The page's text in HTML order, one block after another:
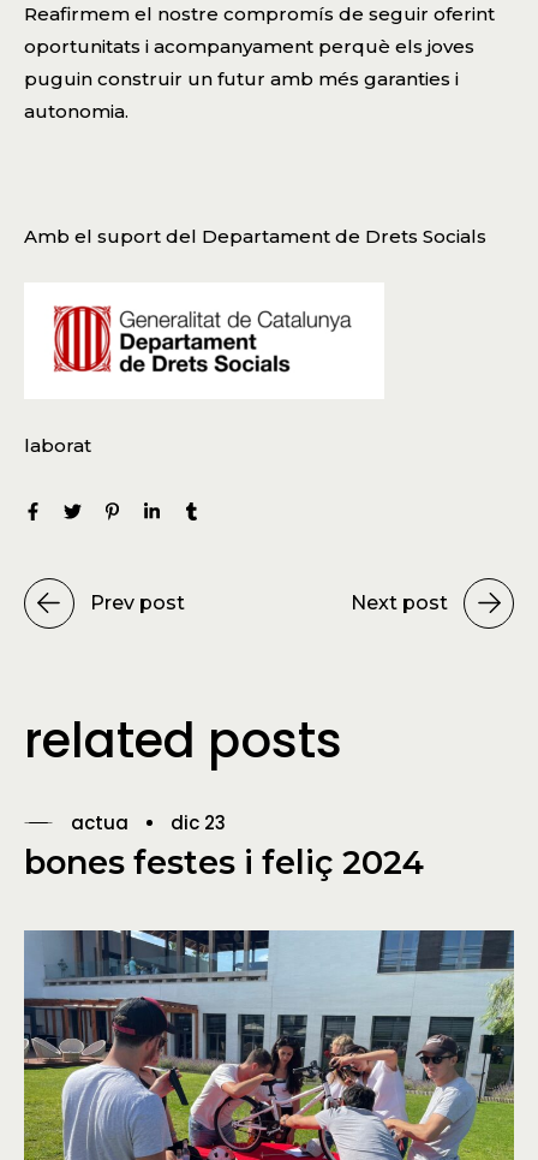
Reafirmem el nostre compromís de seguir oferint
oportunitats i acompanyament perquè els joves
puguin construir un futur amb més garanties i
autonomia.
Amb el suport del Departament de Drets Socials
laborat
Prev post Next post
related posts
actua dic 23
bones festes i feliç 2024